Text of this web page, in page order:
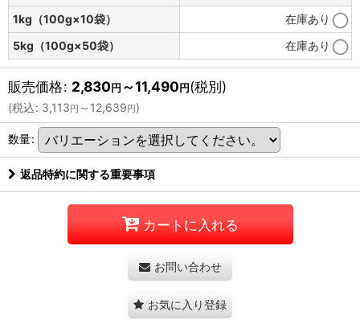
1kg（100g×10袋）
在庫あり
5kg（100g×50袋）
在庫あり
販売価格: 2,830円 ～11,490円(税別)
(税込: 3,113円 ～12,639円)
数量:
返品特約に関する重要事項
カートに入れる
お問い合わせ
お気に入り登録